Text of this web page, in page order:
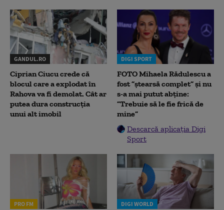
GANDUL.RO
Ciprian Ciucu crede că
blocul care a explodat în
Rahova va fi demolat. Cât ar
putea dura construcția
unui alt imobil
DIGI SPORT
FOTO Mihaela Rădulescu a
fost ”ștearsă complet” și nu
s-a mai putut abține:
”Trebuie să le fie frică de
mine”
Descarcă aplicația Digi
Sport
PRO FM DIGI WORLD